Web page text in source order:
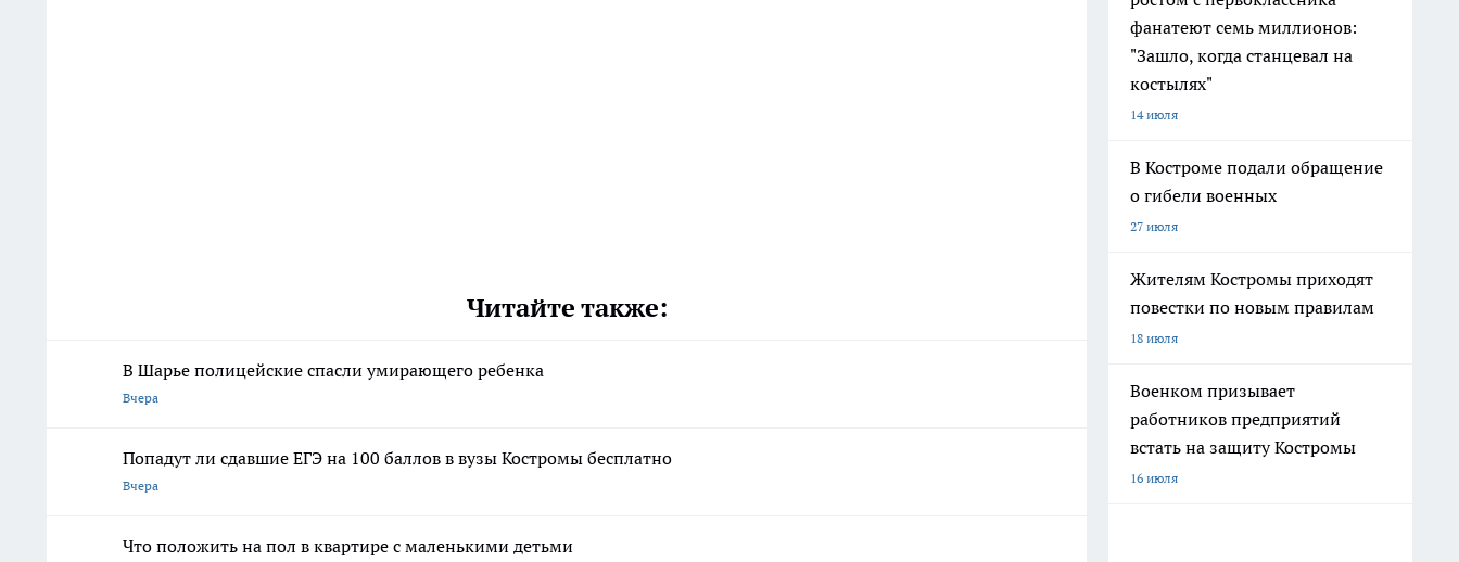
Читайте также:
В Шарье полицейские спасли умирающего ребенка
Вчера
Попадут ли сдавшие ЕГЭ на 100 баллов в вузы Костромы бесплатно
Вчера
Что положить на пол в квартире с маленькими детьми
фанатеют семь миллионов:
"Зашло, когда станцевал на
костылях"
14 июля
В Костроме подали обращение
о гибели военных
27 июля
Жителям Костромы приходят
повестки по новым правилам
18 июля
Военком призывает
работников предприятий
встать на защиту Костромы
16 июля